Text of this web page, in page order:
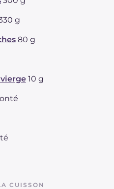
g
80 g
10 g
CUISSON